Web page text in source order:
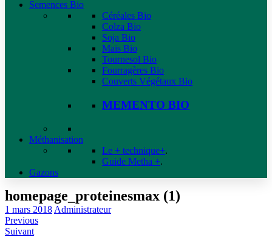
Semences Bio
Céréales Bio
Colza Bio
Soja Bio
Maïs Bio
Tournesol Bio
Fourragères Bio
Couverts Végétaux Bio
MEMENTO BIO
Méthanisation
Le + technique+.
Guide Metha +.
Gazons
homepage_proteinesmax (1)
1 mars 2018 Administrateur
Previous
Suivant